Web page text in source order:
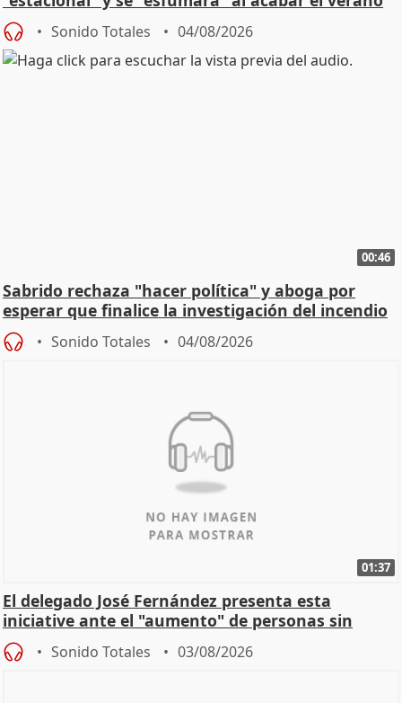
Sonido Totales 04/08/2026
00:46
Sabrido rechaza "hacer política" y aboga por
esperar que finalice la investigación del incendio
Sonido Totales 04/08/2026
01:37
El delegado José Fernández presenta esta
iniciative ante el "aumento" de personas sin
hogar en Madri
Sonido Totales 03/08/2026